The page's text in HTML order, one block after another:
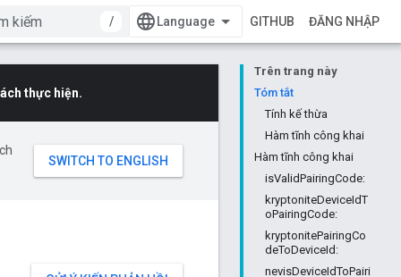
/
GITHUB ĐĂNG NHẬP
Trên trang này
Tóm tắt
Tính kế thừa
Hàm tĩnh công khai
Hàm tĩnh công khai
isValidPairingCode:
kryptoniteDeviceIdT
oPairingCode:
kryptonitePairingCo
deToDeviceId:
nevisDeviceIdToPairi
thực hiện.